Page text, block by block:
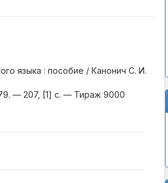
языка : пособие / Канонич С. И.
— 207, [1] с. — Тираж 9000